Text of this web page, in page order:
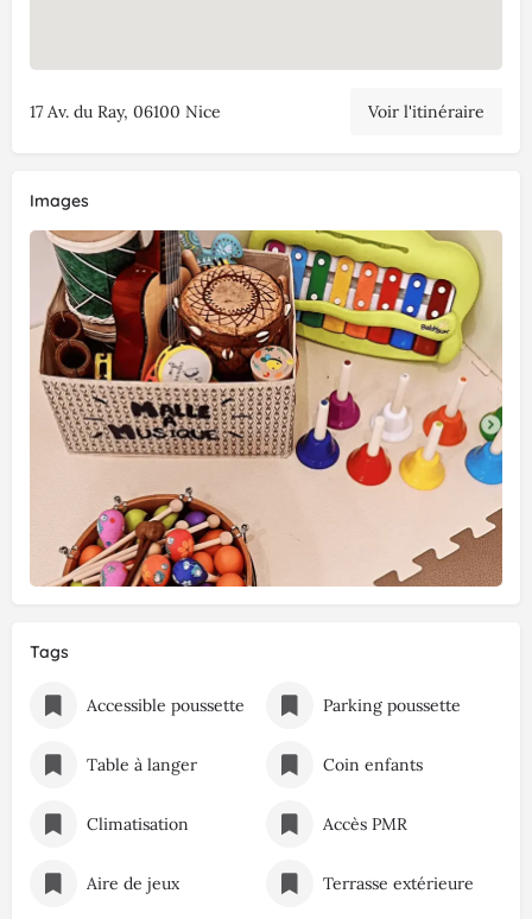
17 Av. du Ray, 06100 Nice Voir l'itinéraire
Images
Tags
Accessible poussette Parking poussette
Table à langer Coin enfants
Climatisation Accès PMR
Aire de jeux Terrasse extérieure